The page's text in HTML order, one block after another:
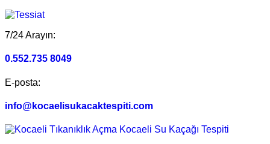
7/24 Arayın:
0.552.735 8049
E-posta:
info@kocaelisukacaktespiti.com